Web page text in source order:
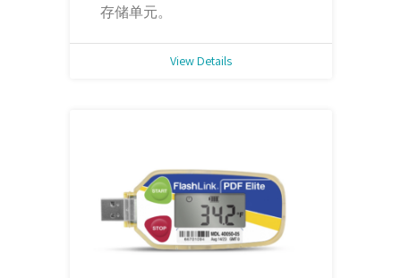
存储单元。
View Details